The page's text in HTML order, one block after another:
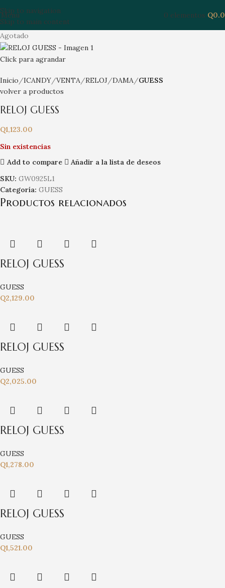
Skip to navigation
Skip to main content
Menú 0 elementos Q
Agotado
Click para agrandar
Inicio ICANDY VENTA RELOJ DAMA
GUESS
volver a productos
RELOJ GUESS
Q1,123.00
Sin existencias
Add to compare
Añadir a la lista de deseos
SKU: GW0925L1
Categoría: GUESS
Productos relacionados
RELOJ GUESS
GUESS
Q2,129.00
RELOJ GUESS
GUESS
Q2,025.00
RELOJ GUESS
GUESS
Q1,278.00
RELOJ GUESS
GUESS
Q1,521.00